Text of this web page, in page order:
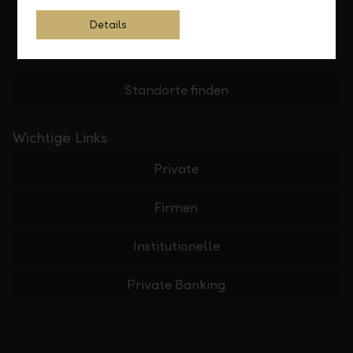
Standorte finden
Wichtige Links
Private
Firmen
Institutionelle
Private Banking
Details